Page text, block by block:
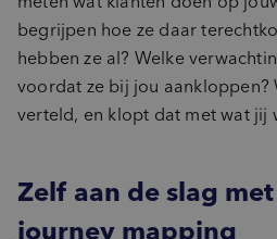
begrijpen hoe ze daar
hebben ze al? Welke
voordat ze bij jou aankloppen?
verteld, en klopt dat met wat jij
Zelf aan de slag
journey mapping